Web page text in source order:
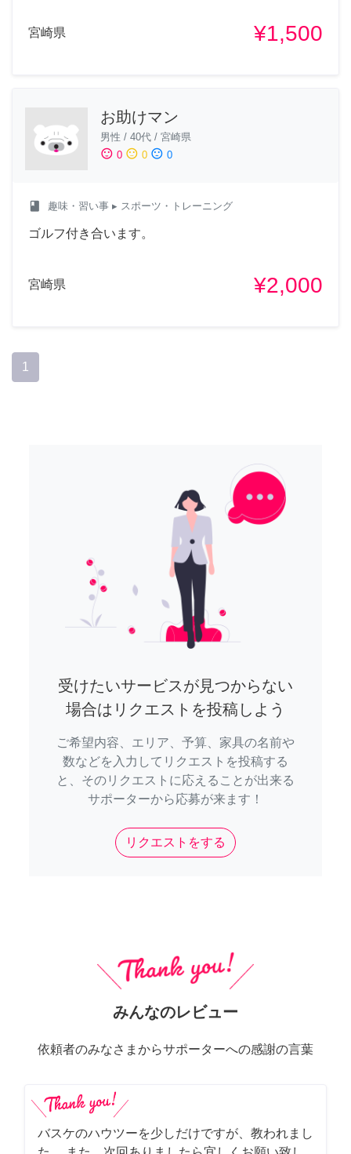
宮崎県 ¥1,500
お助けマン
男性 / 40代 / 宮崎県
sentiment_satisfied 0 sentiment_neutral 0 sentiment_dissatisfied 0
class 趣味・習い事 ▸ スポーツ・トレーニング
ゴルフ付き合います。
宮崎県 ¥2,000
1
受けたいサービスが見つからない
場合はリクエストを投稿しよう
ご希望内容、エリア、予算、家具の名前や
数などを入力してリクエストを投稿する
と、そのリクエストに応えることが出来る
サポーターから応募が来ます！
リクエストをする
みんなのレビュー
依頼者のみなさまからサポーターへの感謝の言葉
バスケのハウツーを少しだけですが、教われまし